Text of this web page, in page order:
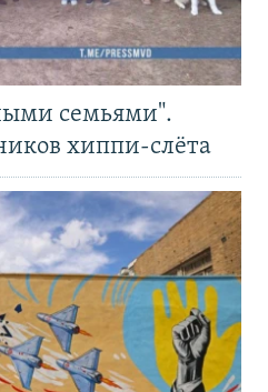
семьями".
хиппи-слёта